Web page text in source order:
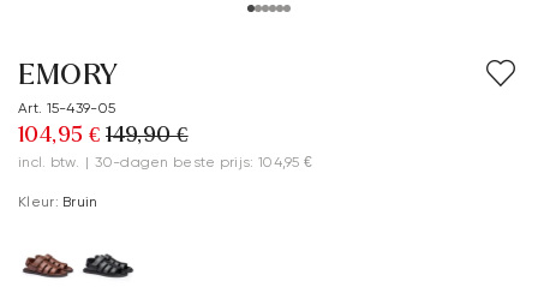
EMORY
Art. 15-439-05
104,95 € 149,90 €
incl. btw. | 30-dagen beste prijs: 104,95 €
Kleur: Bruin